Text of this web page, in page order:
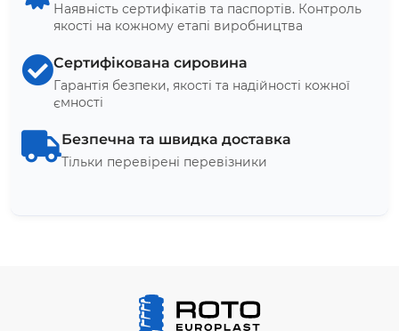
Наявність сертифікатів та паспортів. Контроль
якості на кожному етапі виробництва
Сертифікована сировина
Гарантія безпеки, якості та надійності кожної
ємності
Безпечна та швидка доставка
Тільки перевірені перевізники